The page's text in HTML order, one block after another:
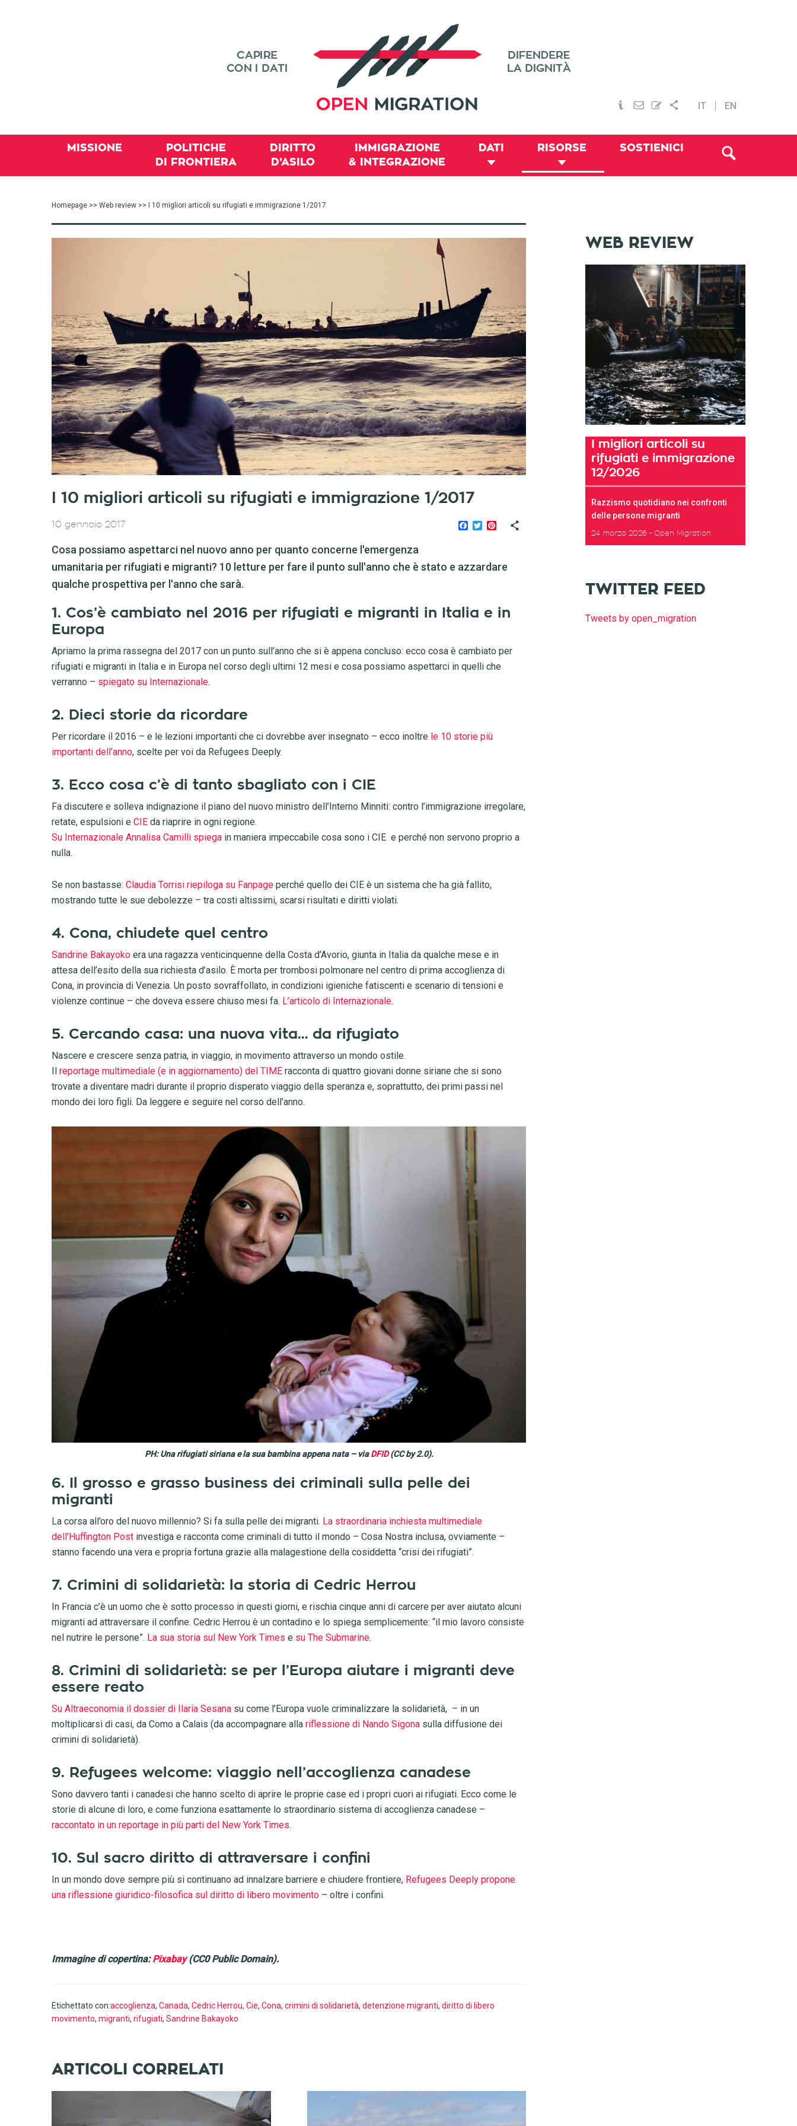
IT EN
MISSIONE
POLITICHE
DI FRONTIERA
DIRITTO
D’ASILO
IMMIGRAZIONE
& INTEGRAZIONE
DATI RISORSE SOSTIENICI
Homepage >> Web review >> I 10 migliori articoli su rifugiati e immigrazione 1/2017
I 10 migliori articoli su rifugiati e immigrazione 1/2017
Facebook
TwitterPinterest
10 gennaio 2017
Cosa possiamo aspettarci nel nuovo anno per quanto concerne l'emergenza
umanitaria per rifugiati e migranti? 10 letture per fare il punto sull'anno che è stato e azzardare
qualche prospettiva per l'anno che sarà.
1. Cos’è cambiato nel 2016 per rifugiati e migranti in Italia e in
Europa
Apriamo la prima rassegna del 2017 con un punto sull’anno che si è appena concluso: ecco cosa è cambiato per
rifugiati e migranti in Italia e in Europa nel corso degli ultimi 12 mesi e cosa possiamo aspettarci in quelli che
verranno – spiegato su Internazionale.
2. Dieci storie da ricordare
Per ricordare il 2016 – e le lezioni importanti che ci dovrebbe aver insegnato – ecco inoltre le 10 storie più
importanti dell’anno, scelte per voi da Refugees Deeply.
3. Ecco cosa c’è di tanto sbagliato con i CIE
Fa discutere e solleva indignazione il piano del nuovo ministro dell’Interno Minniti: contro l’immigrazione irregolare,
retate, espulsioni e CIE da riaprire in ogni regione.
Su Internazionale Annalisa Camilli spiega in maniera impeccabile cosa sono i CIE e perché non servono proprio a
nulla.
Se non bastasse: Claudia Torrisi riepiloga su Fanpage perché quello dei CIE è un sistema che ha già fallito,
mostrando tutte le sue debolezze – tra costi altissimi, scarsi risultati e diritti violati.
4. Cona, chiudete quel centro
Sandrine Bakayoko era una ragazza venticinquenne della Costa d’Avorio, giunta in Italia da qualche mese e in
attesa dell’esito della sua richiesta d’asilo. È morta per trombosi polmonare nel centro di prima accoglienza di
Cona, in provincia di Venezia. Un posto sovraffollato, in condizioni igieniche fatiscenti e scenario di tensioni e
violenze continue – che doveva essere chiuso mesi fa. L’articolo di Internazionale.
5. Cercando casa: una nuova vita… da rifugiato
Nascere e crescere senza patria, in viaggio, in movimento attraverso un mondo ostile.
Il reportage multimediale (e in aggiornamento) del TIME racconta di quattro giovani donne siriane che si sono
trovate a diventare madri durante il proprio disperato viaggio della speranza e, soprattutto, dei primi passi nel
mondo dei loro figli. Da leggere e seguire nel corso dell’anno.
PH: Una rifugiati siriana e la sua bambina appena nata – viaDFID(CC by 2.0).
6. Il grosso e grasso business dei criminali sulla pelle dei
migranti
La corsa all’oro del nuovo millennio? Si fa sulla pelle dei migranti. La straordinaria inchiesta multimediale
dell’Huffington Post investiga e racconta come criminali di tutto il mondo – Cosa Nostra inclusa, ovviamente –
stanno facendo una vera e propria fortuna grazie alla malagestione della cosiddetta “crisi dei rifugiati”.
7. Crimini di solidarietà: la storia di Cedric Herrou
In Francia c’è un uomo che è sotto processo in questi giorni, e rischia cinque anni di carcere per aver aiutato alcuni
migranti ad attraversare il confine. Cedric Herrou è un contadino e lo spiega semplicemente: “il mio lavoro consiste
nel nutrire le persone”. La sua storia sul New York Times e su The Submarine.
8. Crimini di solidarietà: se per l’Europa aiutare i migranti deve
essere reato
Su Altraeconomia il dossier di Ilaria Sesana su come l’Europa vuole criminalizzare la solidarietà, – in un
moltiplicarsi di casi, da Como a Calais (da accompagnare alla riflessione di Nando Sigona sulla diffusione dei
crimini di solidarietà).
9. Refugees welcome: viaggio nell’accoglienza canadese
Sono davvero tanti i canadesi che hanno scelto di aprire le proprie case ed i propri cuori ai rifugiati. Ecco come le
storie di alcune di loro, e come funziona esattamente lo straordinario sistema di accoglienza canadese –
raccontato in un reportage in più parti del New York Times.
10. Sul sacro diritto di attraversare i confini
In un mondo dove sempre più si continuano ad innalzare barriere e chiudere frontiere, Refugees Deeply propone
una riflessione giuridico-filosofica sul diritto di libero movimento – oltre i confini.
Immagine di copertina:Pixabay(CC0 Public Domain).
Etichettato con:accoglienza, Canada, Cedric Herrou, Cie, Cona, crimini di solidarietà, detenzione migranti, diritto di libero
movimento, migranti, rifugiati, Sandrine Bakayoko
WEB REVIEW
I migliori articoli su
rifugiati e immigrazione
12/2026
Razzismo quotidiano nei confronti
delle persone migranti
24 marzo 2026 Open Migration
TWITTER FEED
Tweets by open_migration